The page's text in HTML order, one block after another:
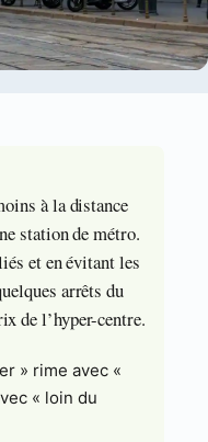
à la distance
station de métro.
et en évitant les
arrêts du
de l’hyper-centre.
» rime avec «
« loin du